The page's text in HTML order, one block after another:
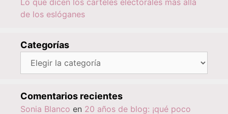
Lo que dicen los carteles electorales más allá
de los eslóganes
Categorías
Categorías
Comentarios recientes
Sonia Blanco en 20 años de blog: ¡qué poco